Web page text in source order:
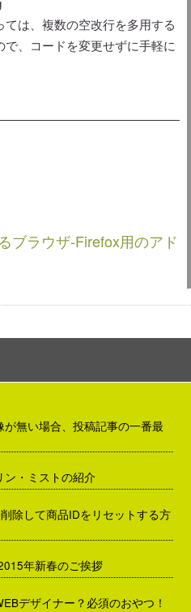
は、複数の空改行を多用する
、コードを変更せずに手軽に
ブラウザ-Firefox用のアド
無い場合、投稿記事の一番最
ン・ミストの紹介
除して商品IDをリセットする方
年新春のご挨拶
デザイナー？必須のおやつ！